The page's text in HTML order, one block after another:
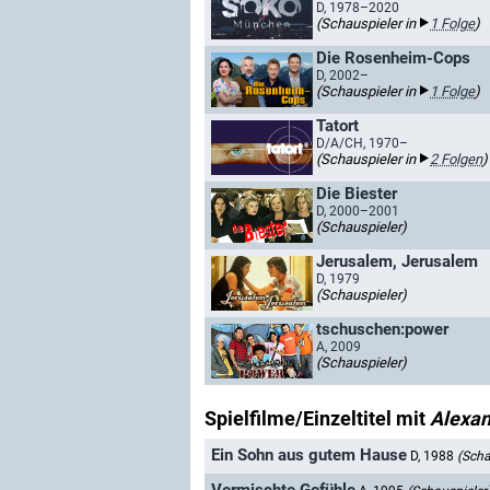
D, 1978–2020
(Schauspieler in 1 Folge)
Die Rosenheim-Cops
D, 2002–
(Schauspieler in 1 Folge)
Tatort
D/A/CH, 1970–
(Schauspieler in 2 Folgen)
Die Biester
D, 2000–2001
(Schauspieler)
Jerusalem, Jerusalem
D, 1979
(Schauspieler)
tschuschen:power
A, 2009
(Schauspieler)
Spielfilme/Einzeltitel mit
Ein Sohn aus gutem Hause D, 1988